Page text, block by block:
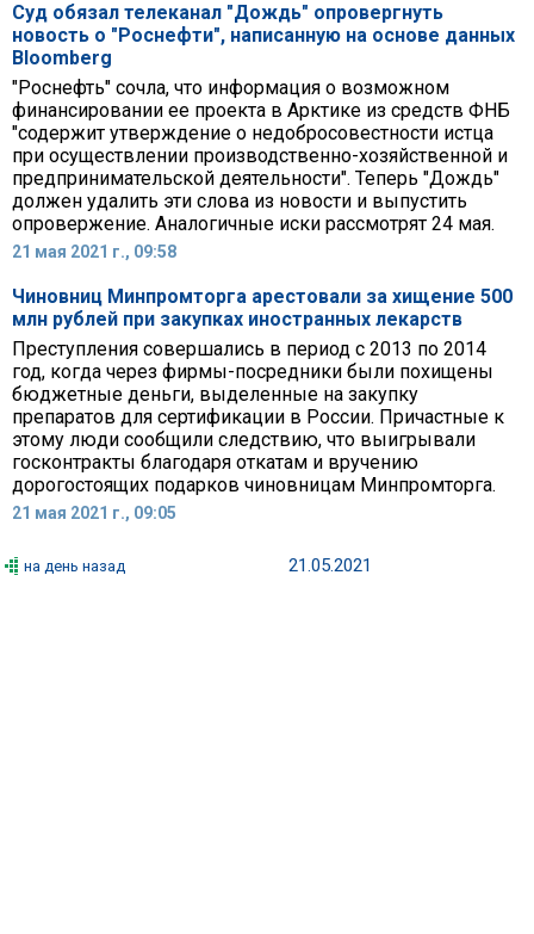
Суд обязал телеканал "Дождь" опровергнуть
новость о "Роснефти", написанную на основе данных
Bloomberg
"Роснефть" сочла, что информация о возможном
финансировании ее проекта в Арктике из средств ФНБ
"содержит утверждение о недобросовестности истца
при осуществлении производственно-хозяйственной и
предпринимательской деятельности". Теперь "Дождь"
должен удалить эти слова из новости и выпустить
опровержение. Аналогичные иски рассмотрят 24 мая.
21 мая 2021 г., 09:58
Чиновниц Минпромторга арестовали за хищение 500
млн рублей при закупках иностранных лекарств
Преступления совершались в период с 2013 по 2014
год, когда через фирмы-посредники были похищены
бюджетные деньги, выделенные на закупку
препаратов для сертификации в России. Причастные к
этому люди сообщили следствию, что выигрывали
госконтракты благодаря откатам и вручению
дорогостоящих подарков чиновницам Минпромторга.
21 мая 2021 г., 09:05
на день назад 21.05.2021